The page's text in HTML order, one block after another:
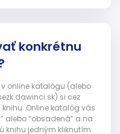
konkrétnu
online katalógu (alebo
si cez
Online katalóg vás
alebo “obsadená” a na
knihu jedným kliknutím